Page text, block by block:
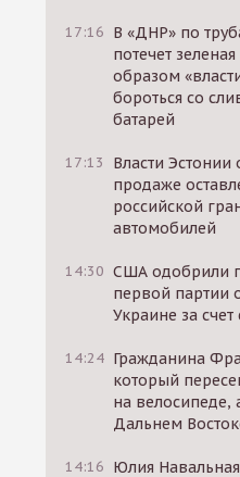
17:16 В «ДНР» по
потечет
образом
бороться со
батарей
17:13
Власти Эстонии
продаже
российской
автомобилей
14:30 США одобрили
первой партии
Украине за
14:24 Гражданина
который
на велосипеде,
Дальнем
14:16 Юлия